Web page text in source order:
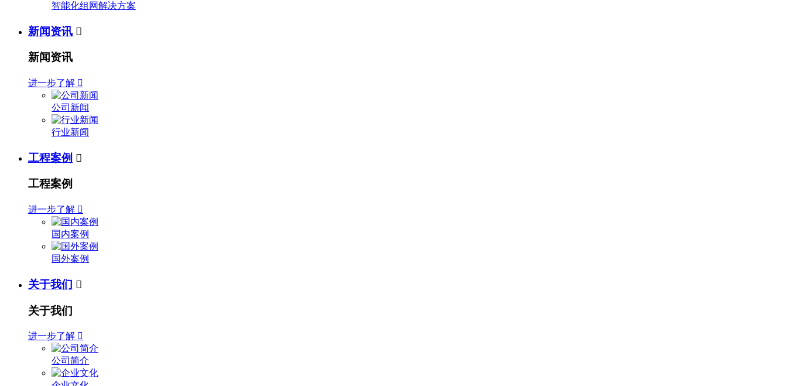
智能化组网解决方案
新闻资讯 
新闻资讯
进一步了解 
公司新闻
行业新闻
工程案例 
工程案例
进一步了解 
国内案例
国外案例
关于我们 
关于我们
进一步了解 
公司简介